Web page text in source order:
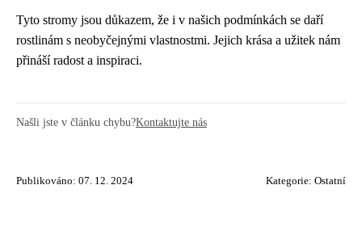
Tyto stromy jsou důkazem, že i v našich podmínkách se daří
rostlinám s neobyčejnými vlastnostmi. Jejich krása a užitek nám
přináší radost a inspiraci.
Našli jste v článku chybu?Kontaktujte nás
Publikováno: 07. 12. 2024 Kategorie: Ostatní